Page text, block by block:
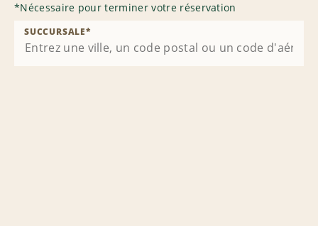
*Nécessaire pour terminer votre réservation
SUCCURSALE*